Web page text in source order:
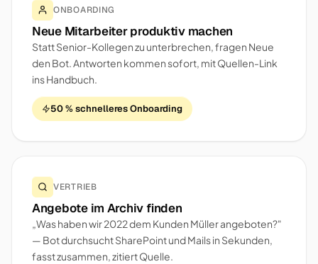
ONBOARDING
Neue Mitarbeiter produktiv machen
Statt Senior-Kollegen zu unterbrechen, fragen Neue
den Bot. Antworten kommen sofort, mit Quellen-Link
ins Handbuch.
50 % schnelleres Onboarding
VERTRIEB
Angebote im Archiv finden
„Was haben wir 2022 dem Kunden Müller angeboten?"
— Bot durchsucht SharePoint und Mails in Sekunden,
fasst zusammen, zitiert Quelle.